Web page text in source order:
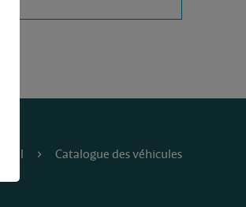
Catalogue des véhicules